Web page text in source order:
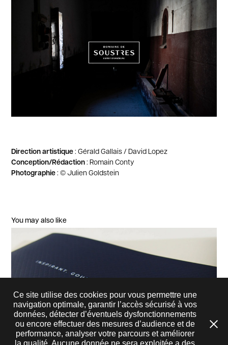
Direction artistique: Gérald Gallais / David Lopez
Conception/Rédaction: Romain Conty
Photographie: © Julien Goldstein
You may also like
Ce site utilise des cookies pour vous permettre une
navigation optimale, garantir l’accès sécurisé à vos
données, détecter d’éventuels dysfonctionnements
ou encore effectuer des mesures d’audience et de
performance, analyser votre parcours et améliorer
la qualité. Aucune donnée ne sera exploitée a des